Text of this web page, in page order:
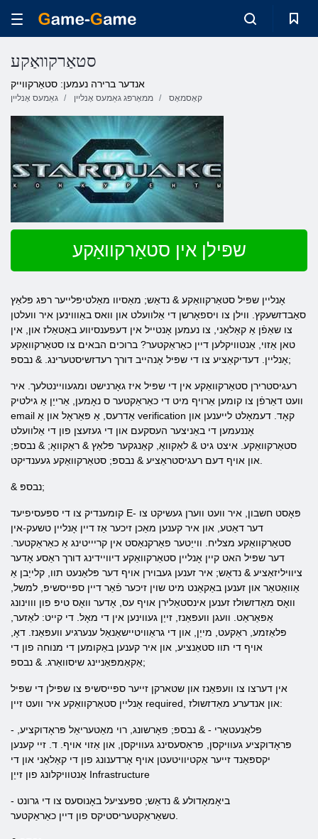
סטאַרקוואַקע
אנדער ברירה נעמען: סטאַרקווייק
גאַמעס אָנליין ממאָרפּג גאַמעס אָנליין קאָסמאָס
שפּילן אין סטאַרקוואַקע
אָנליין שפּיל סטאַרקוואַקע & נדאַש; מאַסיוו מאַלטיפּלייער רפּג פּלאַץ
סאַבדזשעקץ. ווילן צו ויספאָרשן די אַלוועלט און וואס באַוווינען איר וועלטן
צו שאַפֿן אַ קאַלאַני, צו נעמען אָנטייל אין דעפענסיווע באַטאַלז און, אין
טאן אַזוי, אַנטוויקלען דיין כאַראַקטער? ברוכים הבאים צו סטאַרקוואַקע
אָנליין. דעדיקאַציע צו די שפּיל אָנהייב דורך רעדזשיסטערינג. & נבספּ;
רעגיסטרירן סטאַרקוואַקע אין די שפּיל איז גאָרנישט ומגעוויינטלעך. איר
וועט דאַרפֿן צו קומען אַרויף מיט די כאַראַקטער ס נאָמען, אַרייַן אַ גילטיק
email אַדרעס, אַ פּאַראָל און אַ verification קאָד. דעמאָלט לייענען און
אָננעמען די באַניצער העסקעם און די געזעצן פון די אַלוועלט
סטאַרקוואַקע. איצט גיט & לאַקוואָ, קאַנגקער פּלאַץ & ראַקוואָ; & נבספּ;
& נבספּ;
קומענדיק צו די ספּעסיפיעד E- פּאָסט חשבון, איר וועט ווערן געשיקט צו
דער דאַטע, און איר קענען מאַכן זיכער אַז דיין אָנליין טשעק-אין
סטאַרקוואַקע מצליח. ווייַטער פאַרקנאַסט אין קריייטינג אַ כאַראַקטער.
דער שפּיל האט קיין אָנליין סטאַרקוואַקע דיוויידינג דורך ראַסע אָדער
ציוויליזאַציע & נדאַש; איר זענען געבוירן אויף דער פּלאַנעט תוו, קלייַבן אַ
אַוואַטאַר און זענען באַקאַנט מיט שוין זיכער פֿאַר דיין ספּייסשיפּ, למשל,
וואָס מאַדזשולז זענען אינסטאַלירן אויף עס, אָדער וואָס טיפּ פון וווינונג
אַפּאַראַט. וועגן וועפּאַנז, זייַן געווינען אין די מאָל. די קייט: לאַזער,
פּלאַזמע, ראַקעט, מייַן, און די גראַוויטיישאַנאַל ענערגיע וועפּאַנז. דאָ,
אויף די תוו סטאַנציע, און איר קענען באַקומען די מנוחה פון די
אַקאַמפּאַניינג שיסוואַרג. & נבספּ;
אין דערצו צו וועפּאַנז און שטארקן זייער ספּייסשיפּ צו שפּילן די שפּיל
אָנליין סטאַרקוואַקע איר וועט זיין required, און אנדערע מאַדזשולז:
- פּלאַנעטאַרי - & נבספּ; פאָרשונג, רוי מאַטעריאַל פּראָדוקציע,
פּראָדוקציע געוויקסן, פּראַסעסינג געוויקסן, און אַזוי אויף. ד. זיי קענען
יקספּאַנד זייער אַקטיוויטעטן אויף אָרדענונג פון די קאַלאַני און די
אַנטוויקלונג פון זייַן Infrastructure
- ביאָמאָדולע & נדאַש; ספּעציעל באָנוסעס צו די גרונט